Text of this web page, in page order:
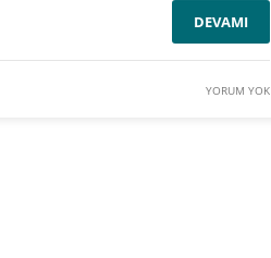
DEVAMI
YORUM YOK